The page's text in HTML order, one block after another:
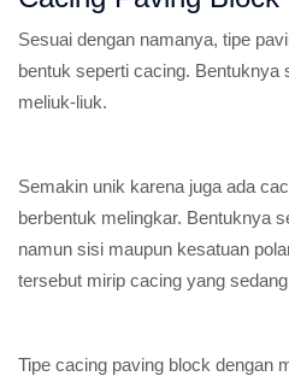
Sesuai dengan namanya, tipe
bentuk seperti cacing. Bentuknya
meliuk-liuk.
Semakin unik karena juga ada
berbentuk melingkar. Bentuknya
namun sisi maupun kesatuan
tersebut mirip cacing yang
Tipe cacing paving block dengan